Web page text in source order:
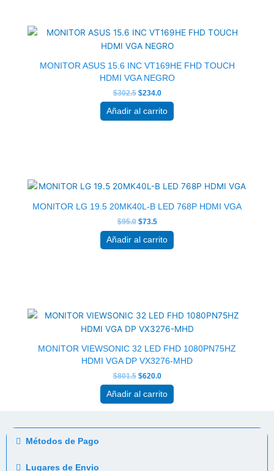
MONITOR ASUS 15.6 INC VT169HE FHD TOUCH
HDMI VGA NEGRO
$302.5
original
era:
$302.5.
$234.0
actual
es:
$234.0.
Añadir al carrito
MONITOR LG 19.5 20MK40L-B LED 768P HDMI VGA
$95.0
original
era:
$95.0.
$73.5
actual
es:
$73.5.
Añadir al carrito
MONITOR VIEWSONIC 32 LED FHD 1080PN75HZ
HDMI VGA DP VX3276-MHD
$801.5
original
era:
$801.5.
$620.0
actual
es:
$620.0.
Añadir al carrito
Métodos de Pago
Lugares de Envio